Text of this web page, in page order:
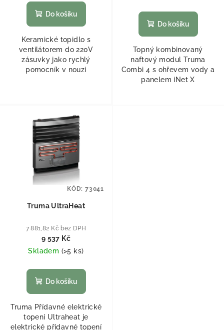
Do košíku
Keramické topidlo s
ventilátorem do 220V
zásuvky jako rychlý
pomocník v nouzi
Do košíku
Topný kombinovaný
naftový modul Truma
Combi 4 s ohřevem vody a
panelem iNet X
Truma UltraHeat
7 881,82 Kč bez DPH
9 537 Kč
Skladem (>5 ks)
Do košíku
Truma Přídavné elektrické
topení Ultraheat je
elektrické přídavné topení
KÓD: 73041